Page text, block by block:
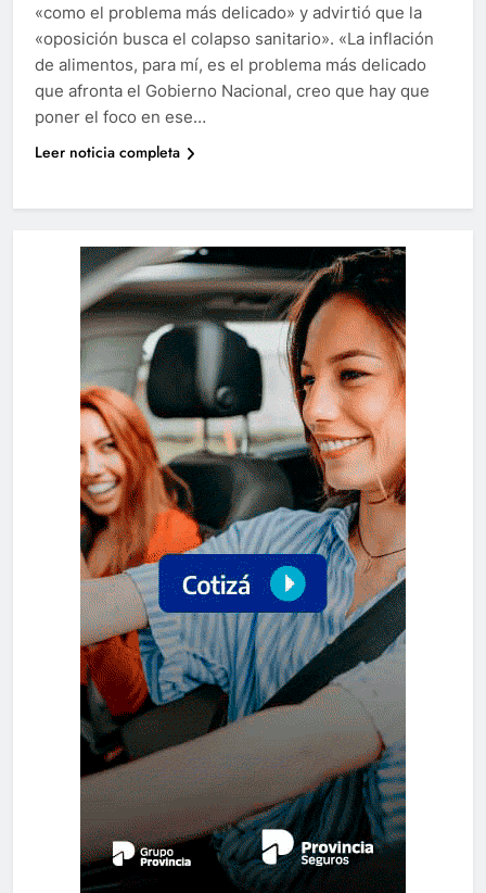
«como el problema más delicado» y advirtió que la
«oposición busca el colapso sanitario». «La inflación
de alimentos, para mí, es el problema más delicado
que afronta el Gobierno Nacional, creo que hay que
poner el foco en ese…
Leer noticia completa